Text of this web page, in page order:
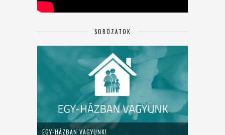
SOROZATOK
EGY-HÁZBAN VAGYUNK!